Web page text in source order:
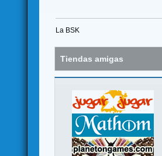
La BSK
Tiendas amigas